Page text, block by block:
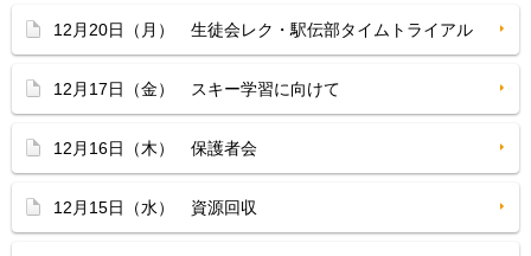
12月20日（月） 生徒会レク・駅伝部タイムトライアル
12月17日（金） スキー学習に向けて
12月16日（木） 保護者会
12月15日（水） 資源回収